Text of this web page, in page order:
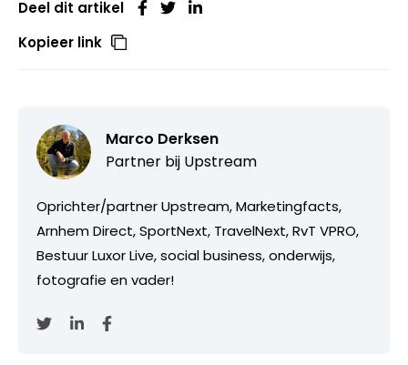
Deel dit artikel
Kopieer link
Marco Derksen
Partner bij Upstream
Oprichter/partner Upstream, Marketingfacts,
Arnhem Direct, SportNext, TravelNext, RvT VPRO,
Bestuur Luxor Live, social business, onderwijs,
fotografie en vader!